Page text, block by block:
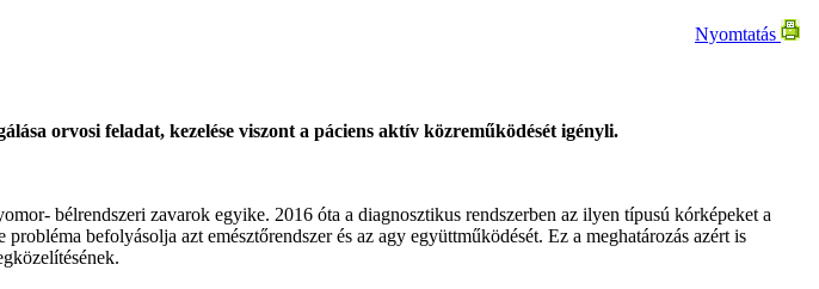
Nyomtatás
orvosi feladat, kezelése viszont a páciens aktív közreműködését igényli.
bélrendszeri zavarok egyike. 2016 óta a diagnosztikus rendszerben az ilyen típusú kórképeket a
befolyásolja azt emésztőrendszer és az agy együttműködését. Ez a meghatározás azért is